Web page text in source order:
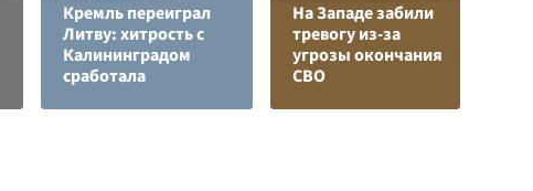
Кремль переиграл
Литву: хитрость с
Калининградом
сработала
На Западе забили
тревогу из-за
угрозы окончания
СВО